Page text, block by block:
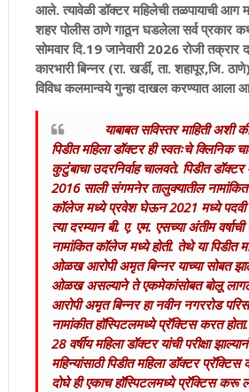
आले. त्यावेळी डॉक्टर महिलेची तळपायाची आग
शहर पोलीस ठाणे गाठून घडलेला सर्व प्रकार
सोमवार दि.19 जानेवारी 2026 रोजी
कारभारी बिन्नर (रा. खर्डी, ता. शहापूर,जि.
विविध कलमान्वये गुन्हा दाखल करण्यात आला
याबाबत सविस्तर माहिती अशी
पिडीत महिला डॉक्टर ही स्वतःचे क्लिनिक
कुटुंबाचा उदरनिर्वाह चालवते. पिडीत डॉक्टर
2016 साली संगमनेर तालुक्यातील
कॉलेज मध्ये प्रवेश घेऊन 2021 मध्ये पदवी
त्या दरम्यान बी. ए. एम. एसच्या अंतीम वर्षाची
नामांकित कॉलेज मध्ये होती. तेथे या पिडीत
ओळख आरोपी अमृत बिन्नर याच्या सोबत
ओळख असल्याने ते एकमेकांसोबत बोलू
आरोपी अमृत बिन्नर हा नवीन नगररोड
नामांकीत हॉस्पिटलमध्ये प्रॅक्टिस करत
28 वर्षीय महिला डॉक्टर यांची परीक्षा
महिन्यांसाठी पिडीत महिला डॉक्टर
दोघे ही एकाच हॉस्पिटलमध्ये प्रॅक्टिस करू